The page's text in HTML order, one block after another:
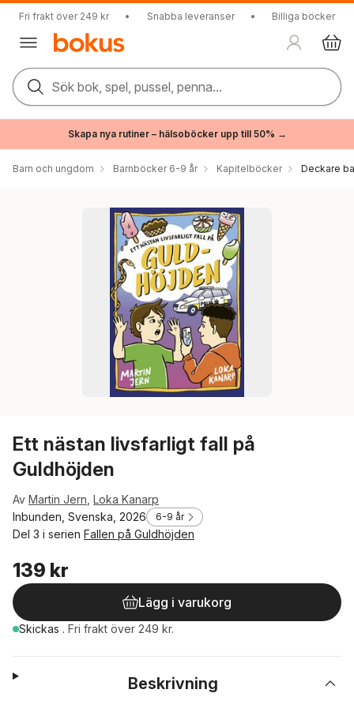
Fri frakt över 249 kr • Snabba leveranser • Billiga böcker
Sök bok, spel, pussel, penna...
Skapa nya rutiner – hälsoböcker upp till 50% →
Barn och ungdom Barnböcker 6-9 år Kapitelböcker Deckare
Ett nästan livsfarligt fall på
Guldhöjden
Av Martin Jern Loka Kanarp
Inbunden, Svenska, 2026
6-9 år
Del 3 i serien Fallen på Guldhöjden
139 kr
Lägg i varukorg
Skickas . Fri frakt över 249 kr.
Beskrivning